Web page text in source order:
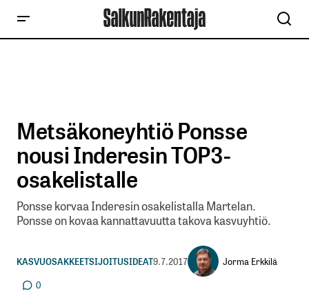
Metsäkoneyhtiö Ponsse
nousi Inderesin TOP3-
osakelistalle
Ponsse korvaa Inderesin osakelistalla Martelan.
Ponsse on kovaa kannattavuutta takova kasvuyhtiö.
KASVUOSAKKEETSIJOITUSIDEAT9.7.2017
Jorma Erkkilä
0